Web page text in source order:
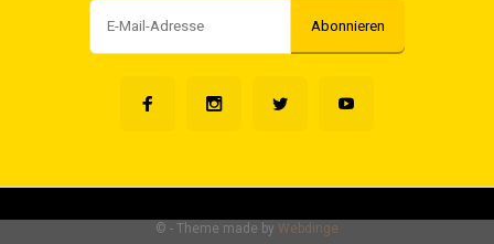
Abonnieren
© - Theme made by Webdinge